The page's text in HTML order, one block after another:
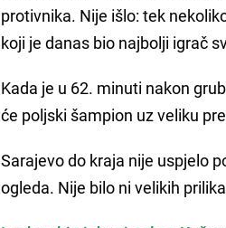
protivnika. Nije išlo: tek
koji je danas bio najbolji igrač
Kada je u 62. minuti nakon
će poljski šampion uz veliku
Sarajevo do kraja nije uspjelo
ogleda. Nije bilo ni velikih